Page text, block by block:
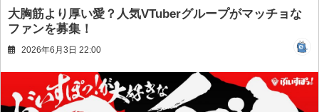
大胸筋より厚い愛？人気VTuberグループがマッチョな
ファンを募集！
2026年6月3日 22:00